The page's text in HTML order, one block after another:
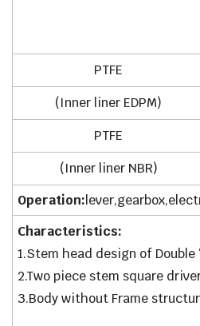
PTFE
(Inner liner EDPM)
PTFE
(Inner liner NBR)
Operation:
Characteristics:
1.Stem head design of
2.Two piece stem square
3.Body without Frame